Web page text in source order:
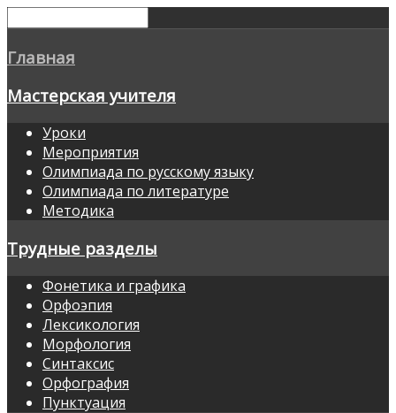
Главная
Мастерская учителя
Уроки
Мероприятия
Олимпиада по русскому языку
Олимпиада по литературе
Методика
Трудные разделы
Фонетика и графика
Орфоэпия
Лексикология
Морфология
Синтаксис
Орфография
Пунктуация